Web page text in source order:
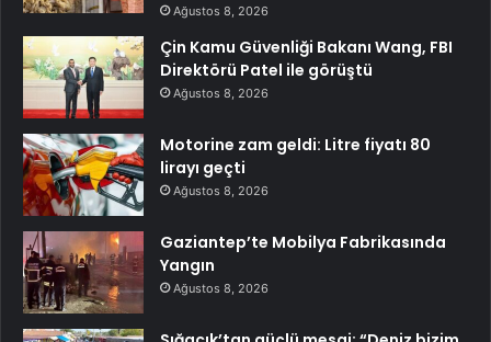
Ağustos 8, 2026
Çin Kamu Güvenliği Bakanı Wang, FBI
Direktörü Patel ile görüştü
Ağustos 8, 2026
Motorine zam geldi: Litre fiyatı 80
lirayı geçti
Ağustos 8, 2026
Gaziantep’te Mobilya Fabrikasında
Yangın
Ağustos 8, 2026